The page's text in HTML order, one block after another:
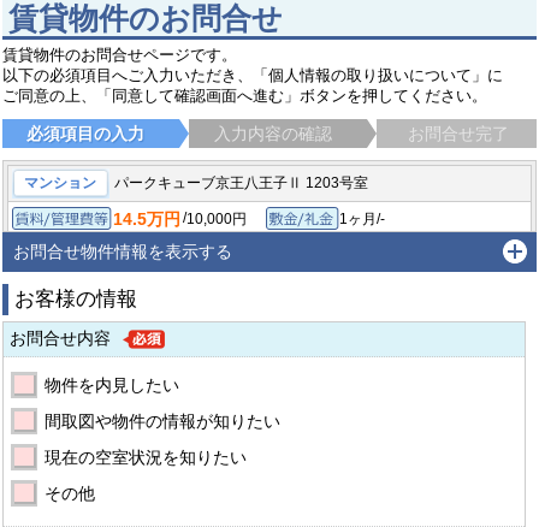
賃貸物件のお問合せ
賃貸物件のお問合せページです。
以下の必須項目へご入力いただき、「個人情報の取り扱いについて」に
ご同意の上、「同意して確認画面へ進む」ボタンを押してください。
必須項目の入力 入力内容の確認 お問合せ完了
マンション パークキューブ京王八王子Ⅱ 1203号室
賃料/管理費等
14.5万円 /10,000円 敷金/礼金
1ヶ月/-
保証金/敷引/償却金
-/-/-
築年月
2005年9月
八王子市明神町京王線 京王八王子駅
お問合せ物件情報を表示する
お客様の情報
お問合せ内容
物件を内見したい
間取図や物件の情報が知りたい
現在の空室状況を知りたい
その他